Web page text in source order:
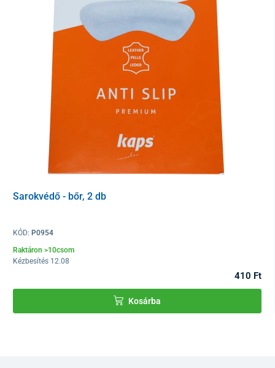
Sarokvédő - bőr, 2 db
KÓD: P0954
Raktáron >10csom
Kézbesítés 12.08
410 Ft
Kosárba